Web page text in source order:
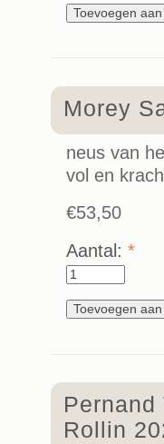
Morey
neus van
vol en
€53,50
Aantal: *
Rollin